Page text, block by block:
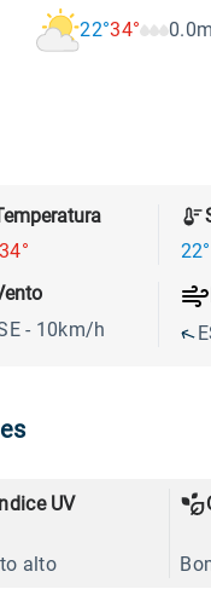
22°34°
34°
22°
- 10km/h
UV
alto